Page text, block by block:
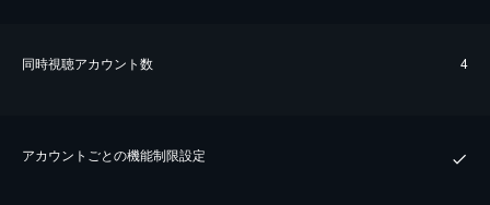
同時視聴アカウント数 4
アカウントごとの機能制限設定